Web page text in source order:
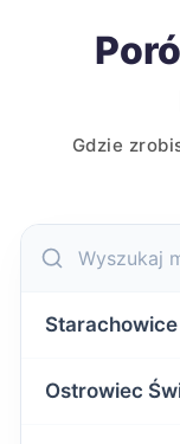
Gdzie
Starachowice
Ostrowiec